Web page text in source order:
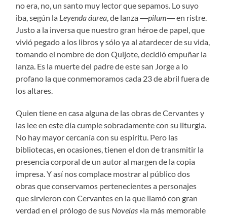
no era, no, un santo muy lector que sepamos. Lo suyo
iba, según la Leyenda áurea, de lanza ―pilum― en ristre.
Justo a la inversa que nuestro gran héroe de papel, que
vivió pegado a los libros y sólo ya al atardecer de su vida,
tomando el nombre de don Quijote, decidió empuñar la
lanza. Es la muerte del padre de este san Jorge a lo
profano la que conmemoramos cada 23 de abril fuera de
los altares.
Quien tiene en casa alguna de las obras de Cervantes y
las lee en este día cumple sobradamente con su liturgia.
No hay mayor cercanía con su espíritu. Pero las
bibliotecas, en ocasiones, tienen el don de transmitir la
presencia corporal de un autor al margen de la copia
impresa. Y así nos complace mostrar al público dos
obras que conservamos pertenecientes a personajes
que sirvieron con Cervantes en la que llamó con gran
verdad en el prólogo de sus Novelas «la más memorable